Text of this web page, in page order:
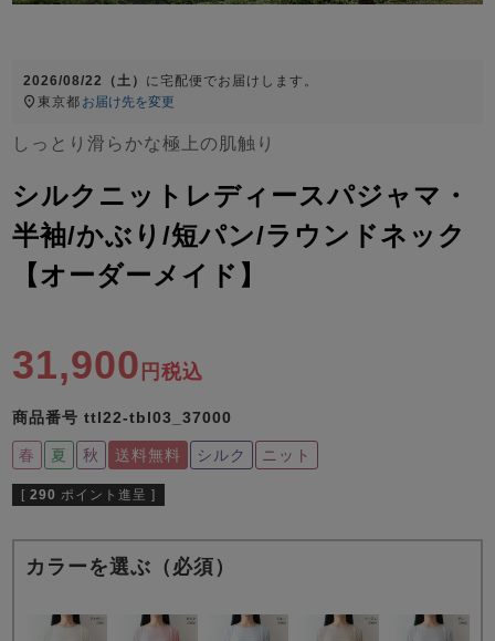
売れ筋ランキング
すべてのキッ
ズ
ガールズ前開
き
ガールズかぶ
り
ボーイズ長袖
ガールズ上着
単品
ガールズズボ
ン単品
ボーイズ上着
ボーイズズボ
2026/08/22（土） に宅配便 でお届けします。
東京都 お届け先を変更
しっとり滑らかな極上の肌触り
シルクニットレディースパジャマ・
半袖/かぶり/短パン/ラウンドネック
【オーダーメイド】
31,900 税込
商品番号 ttl22-tbl03_37000
春 夏 秋 送料無料 シルク ニット
[ 290 ポイント進呈 ]
カラーを選ぶ（必須）